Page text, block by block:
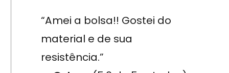
“Amei a bolsa!! Gostei do
material e de sua
resistência.”